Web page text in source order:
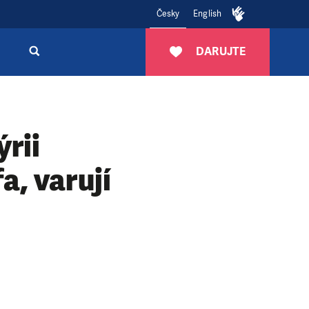
Česky English
DARUJTE
varují